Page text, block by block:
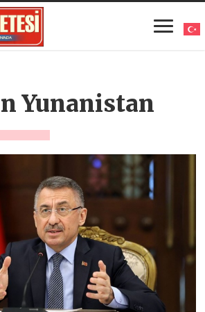
Yunanistan